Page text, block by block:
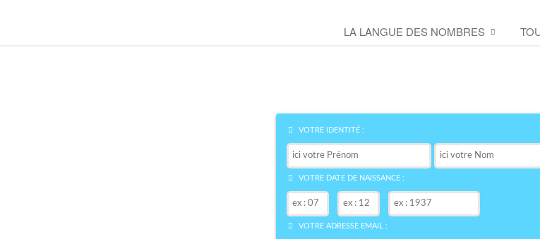
LA LANGUE DES NOMBRES
VOTRE IDENTITÉ :
VOTRE DATE DE NAISSANCE :
VOTRE ADRESSE EMAIL :